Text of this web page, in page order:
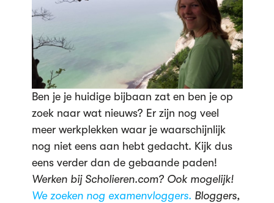
Ben je je huidige bijbaan zat en ben je op
zoek naar wat nieuws? Er zijn nog veel
meer werkplekken waar je waarschijnlijk
nog niet eens aan hebt gedacht. Kijk dus
eens verder dan de gebaande paden!
Werken bij Scholieren.com? Ook mogelijk!
We zoeken nog examenvloggers. Bloggers,